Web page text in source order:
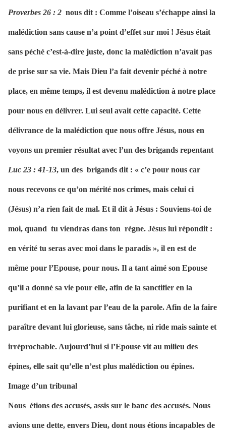
Proverbes 26 : 2 nous dit : Comme l’oiseau s’échappe ainsi la
malédiction sans cause n’a point d’effet sur moi ! Jésus était
sans péché c’est-à-dire juste, donc la malédiction n’avait pas
de prise sur sa vie. Mais Dieu l’a fait devenir péché à notre
place, en même temps, il est devenu malédiction à notre place
pour nous en délivrer. Lui seul avait cette capacité. Cette
délivrance de la malédiction que nous offre Jésus, nous en
voyons un premier résultat avec l’un des brigands repentant
Luc 23 : 41-13, un des brigands dit : « c’e pour nous car
nous recevons ce qu’on mérité nos crimes, mais celui ci
(Jésus) n’a rien fait de mal. Et il dit à Jésus : Souviens-toi de
moi, quand tu viendras dans ton règne. Jésus lui répondit :
en vérité tu seras avec moi dans le paradis », il en est de
même pour l’Epouse, pour nous. Il a tant aimé son Epouse
qu’il a donné sa vie pour elle, afin de la sanctifier en la
purifiant et en la lavant par l’eau de la parole. Afin de la faire
paraître devant lui glorieuse, sans tâche, ni ride mais sainte et
irréprochable. Aujourd’hui si l’Epouse vit au milieu des
épines, elle sait qu’elle n’est plus malédiction ou épines.
Image d’un tribunal
Nous étions des accusés, assis sur le banc des accusés. Nous
avions une dette, envers Dieu, dont nous étions incapables de